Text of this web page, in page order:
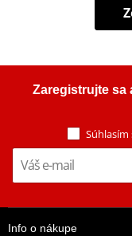
Zaregistrujte sa
Súhlasím
Info o nákupe